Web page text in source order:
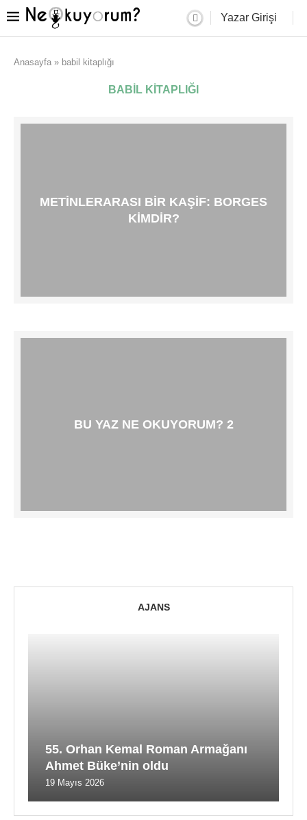
Yazar Girişi
Anasayfa » babil kitaplığı
BABIL KITAPLIĞI
METINLERARASI BIR KAŞIF: BORGES
KIMDIR?
BU YAZ NE OKUYORUM? 2
AJANS
55. Orhan Kemal Roman Armağanı
Ahmet Büke’nin oldu
19 Mayıs 2026